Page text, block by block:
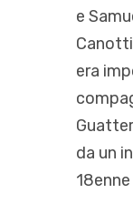
e
era
da un